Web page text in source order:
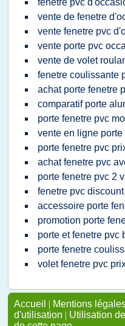
fenetre pvc
vente de fenetre
vente fenetre pvc
vente porte pvc
vente de volet
fenetre coulissante
achat porte fenetre
comparatif porte
porte fenetre pvc
vente en ligne porte
porte fenetre pvc
achat fenetre pvc
porte fenetre pvc 2
fenetre pvc
accessoire porte
promotion porte
porte et fenetre pvc
porte fenetre
volet fenetre pvc
Accueil | Mentions
d'utilisation | Utilisation